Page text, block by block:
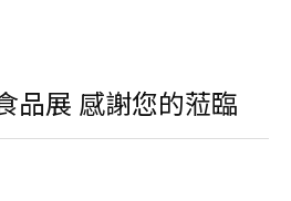
品展 感謝您的蒞臨